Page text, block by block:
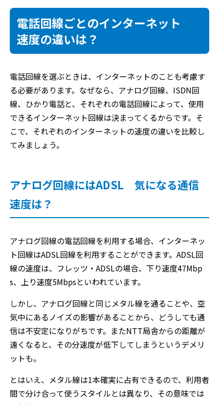
電話回線ごとのインターネット
速度の違いは？
電話回線を選ぶときは、インターネットのことも考慮す
る必要があります。なぜなら、アナログ回線、ISDN回
線、ひかり電話と、それぞれの電話回線によって、使用
できるインターネット回線は決まってくるからです。そ
こで、それぞれのインターネットの速度の違いを比較し
てみましょう。
アナログ回線にはADSL 気になる通信
速度は？
アナログ回線の電話回線を利用する場合、インターネッ
ト回線はADSL回線を利用することができます。ADSL回
線の速度は、フレッツ・ADSLの場合、下り速度47Mbp
s、上り速度5Mbpsといわれています。
しかし、アナログ回線と同じメタル線を通ることや、空
気中にあるノイズの影響があることから、どうしても通
信は不安定になりがちです。またNTT局舎からの距離が
遠くなると、その分速度が低下してしまうというデメリ
ットも。
とはいえ、メタル線は1本確実に占有できるので、利用者
間で分け合って使うスタイルとは異なり、その意味では